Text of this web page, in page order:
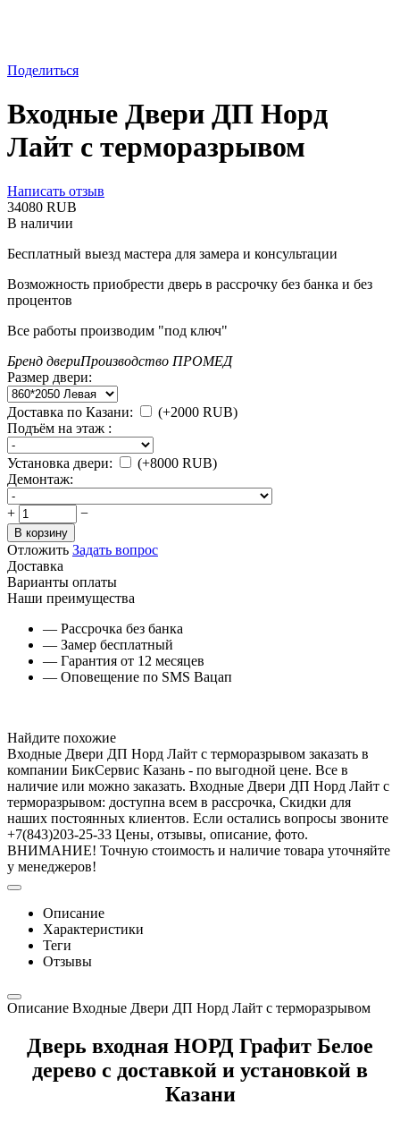
Поделиться
Входные Двери ДП Норд
Лайт с терморазрывом
Написать отзыв
‍34080‍ RUB
В наличии
Бесплатный выезд мастера для замера и консультации
Возможность приобрести дверь в рассрочку без банка и без
процентов
Все работы производим "под ключ"
Бренд двериПроизводство ПРОМЕД
Размер двери:
Доставка по Казани: (+2000 RUB)
Подъём на этаж :
Установка двери: (+8000 RUB)
Демонтаж:
+ −
В корзину
Отложить Задать вопрос
Доставка
Варианты оплаты
Наши преимущества
— Рассрочка без банка
— Замер бесплатный
— Гарантия от 12 месяцев
— Оповещение по SMS Вацап
Найдите похожие
Входные Двери ДП Норд Лайт с терморазрывом заказать в
компании БикСервис Казань - по выгодной цене. Все в
наличие или можно заказать. Входные Двери ДП Норд Лайт с
терморазрывом: доступна всем в рассрочка, Скидки для
наших постоянных клиентов. Если остались вопросы звоните
+7(843)203-25-33 Цены, отзывы, описание, фото.
ВНИМАНИЕ! Точную стоимость и наличие товара уточняйте
у менеджеров!
Описание
Характеристики
Теги
Отзывы
Описание Входные Двери ДП Норд Лайт с терморазрывом
Дверь входная НОРД Графит Белое
дерево с доставкой и установкой в
Казани